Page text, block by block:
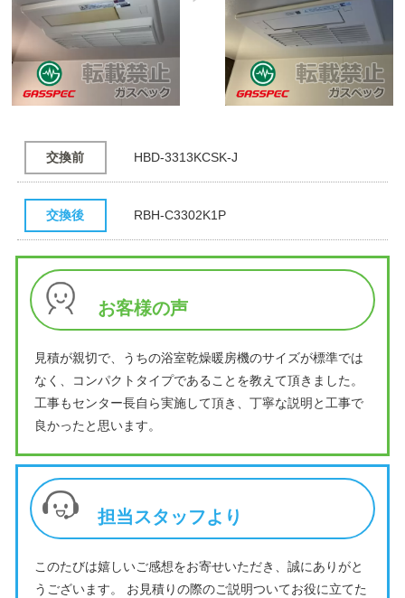
交換前 HBD-3313KCSK-J
交換後 RBH-C3302K1P
お客様の声
見積が親切で、うちの浴室乾燥暖房機のサイズが標準では
なく、コンパクトタイプであることを教えて頂きました。
工事もセンター長自ら実施して頂き、丁寧な説明と工事で
良かったと思います。
担当スタッフより
このたびは嬉しいご感想をお寄せいただき、誠にありがと
うございます。 お見積りの際のご説明ついてお役に立てた